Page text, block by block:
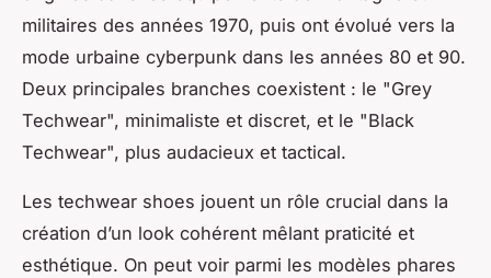
militaires des années 1970, puis ont évolué vers la
mode urbaine cyberpunk dans les années 80 et 90.
Deux principales branches coexistent : le "Grey
Techwear", minimaliste et discret, et le "Black
Techwear", plus audacieux et tactical.
Les techwear shoes jouent un rôle crucial dans la
création d’un look cohérent mêlant praticité et
esthétique. On peut voir parmi les modèles phares